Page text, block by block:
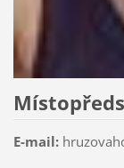
E-mail: